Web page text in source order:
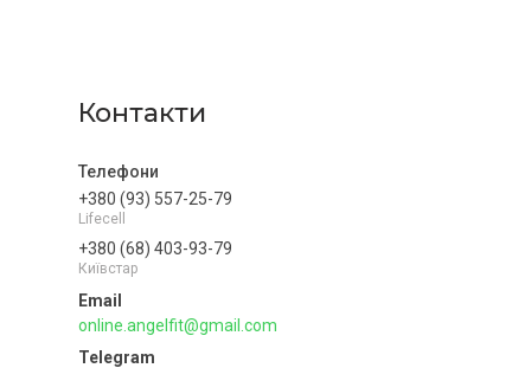
Контакти
+380 (93) 557-25-79
Lifecell
+380 (68) 403-93-79
Київстар
online.angelfit@gmail.com